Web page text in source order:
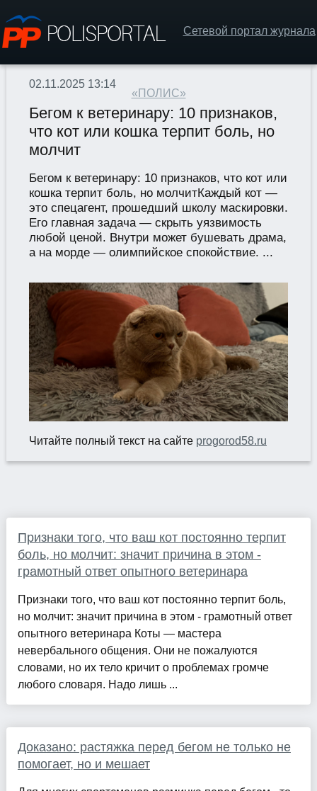
Сетевой портал журнала
«ПОЛИС»
02.11.2025 13:14
Бегом к ветеринару: 10 признаков,
что кот или кошка терпит боль, но
молчит
Бегом к ветеринару: 10 признаков, что кот или
кошка терпит боль, но молчитКаждый кот —
это спецагент, прошедший школу маскировки.
Его главная задача — скрыть уязвимость
любой ценой. Внутри может бушевать драма,
а на морде — олимпийское спокойствие. ...
Читайте полный текст на сайте progorod58.ru
Признаки того, что ваш кот постоянно терпит
боль, но молчит: значит причина в этом -
грамотный ответ опытного ветеринара
Признаки того, что ваш кот постоянно терпит боль,
но молчит: значит причина в этом - грамотный ответ
опытного ветеринара Коты — мастера
невербального общения. Они не пожалуются
словами, но их тело кричит о проблемах громче
любого словаря. Надо лишь ...
Доказано: растяжка перед бегом не только не
помогает, но и мешает